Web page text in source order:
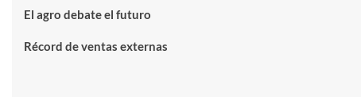
El agro debate el futuro
Récord de ventas externas